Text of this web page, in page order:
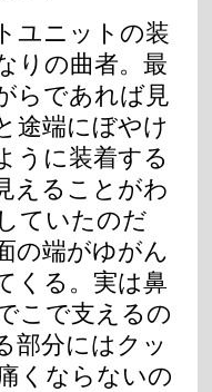
ユニットの装
りの曲者。最
らであれば見
途端にぼやけ
うに装着する
えることがわ
ていたのだ
の端がゆがん
くる。実は鼻
こで支えるの
部分にはクッ
くならないの